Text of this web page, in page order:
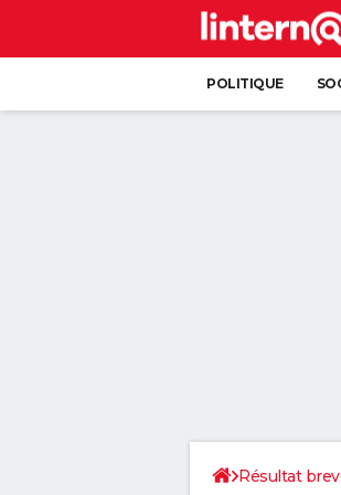
POLITIQUE
Résultat